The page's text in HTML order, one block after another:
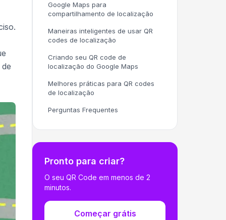
Google Maps para
compartilhamento de localização
Maneiras inteligentes de usar QR
codes de localização
Criando seu QR code de
localização do Google Maps
Melhores práticas para QR codes
de localização
Perguntas Frequentes
Pronto para criar?
O seu QR Code em menos de 2
minutos.
Começar grátis